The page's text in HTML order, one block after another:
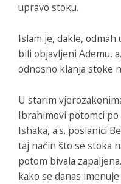
upravo stoku.
Islam je, dakle,
bili objavljeni Ademu,
odnosno klanja stoke
U starim
Ibrahimovi potomci
Ishaka, a.s. poslanici
taj način što se stoka
potom bivala
kako se danas